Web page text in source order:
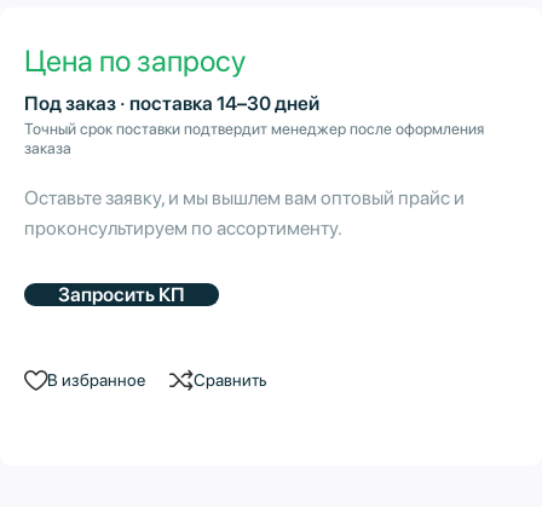
Цена по запросу
Под заказ · поставка 14–30 дней
Точный срок поставки подтвердит менеджер после оформления
заказа
Оставьте заявку, и мы вышлем вам оптовый прайс и
проконсультируем по ассортименту.
Запросить КП
В избранное Сравнить